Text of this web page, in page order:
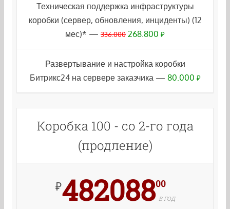
Техническая поддержка инфраструктуры
коробки (сервер, обновления, инциденты) (12
мес)* — 336.000 268.800 ₽
Развертывание и настройка коробки
Битрикс24 на сервере заказчика — 80.000 ₽
Коробка 100 - со 2-го года
(продление)
₽48208800
В ГОД